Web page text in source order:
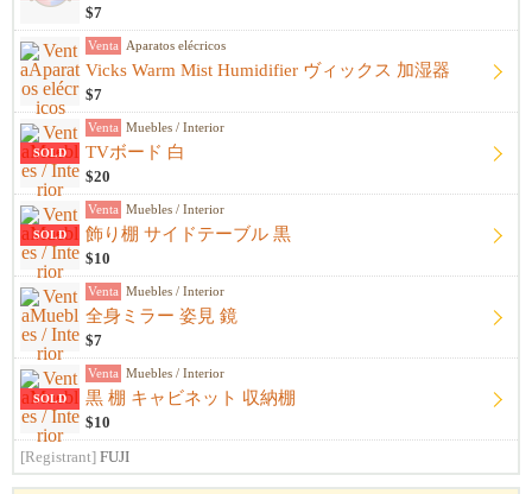
$7
Venta Aparatos elécricos
Vicks Warm Mist Humidifier ヴィックス 加湿器
$7
SOLD
Venta Muebles / Interior
TVボード 白
$20
SOLD
Venta Muebles / Interior
飾り棚 サイドテーブル 黒
$10
Venta Muebles / Interior
全身ミラー 姿見 鏡
$7
SOLD
Venta Muebles / Interior
黒 棚 キャビネット 収納棚
$10
[Registrant] FUJI